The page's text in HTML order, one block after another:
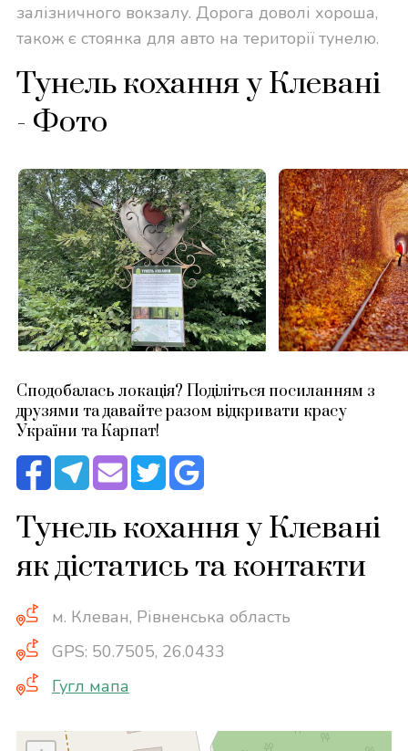
залізничного вокзалу. Дорога доволі хороша,
також є стоянка для авто на території тунелю.
Тунель кохання у Клевані
- Фото
Сподобалась локація? Поділіться посиланням з
друзями та давайте разом відкривати красу
України та Карпат!
Тунель кохання у Клевані
як дістатись та контакти
м. Клеван, Рівненська область
GPS: 50.7505, 26.0433
Гугл мапа